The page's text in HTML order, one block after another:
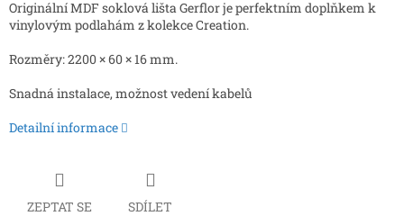
Originální MDF soklová lišta Gerflor je perfektním doplňkem k
vinylovým podlahám z kolekce Creation.
Rozměry: 2200 × 60 × 16 mm.
Snadná instalace, možnost vedení kabelů
Detailní informace
ZEPTAT SE SDÍLET